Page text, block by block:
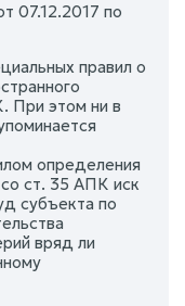
07.12.2017 по
правил о
При этом ни в
определения
ст. 35 АПК иск
субъекта по
вряд ли